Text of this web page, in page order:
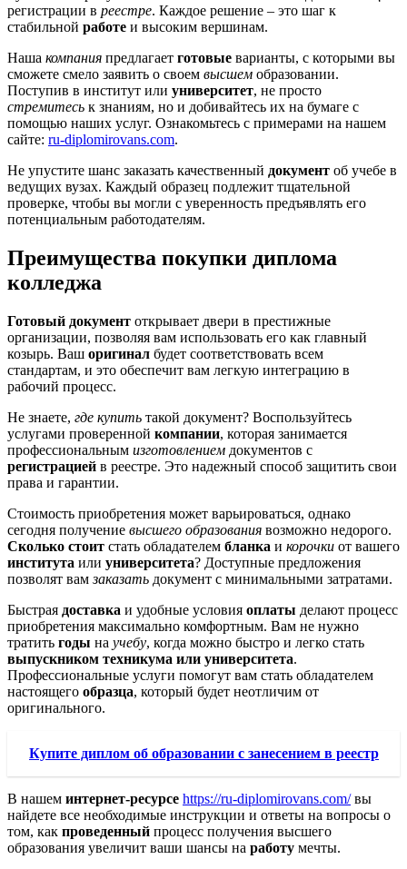
регистрации в реестре. Каждое решение – это шаг к
стабильной работе и высоким вершинам.
Наша компания предлагает готовые варианты, с которыми вы
сможете смело заявить о своем высшем образовании.
Поступив в институт или университет, не просто
стремитесь к знаниям, но и добивайтесь их на бумаге с
помощью наших услуг. Ознакомьтесь с примерами на нашем
сайте: ru-diplomirovans.com.
Не упустите шанс заказать качественный документ об учебе в
ведущих вузах. Каждый образец подлежит тщательной
проверке, чтобы вы могли с уверенность предъявлять его
потенциальным работодателям.
Преимущества покупки диплома
колледжа
Готовый документ открывает двери в престижные
организации, позволяя вам использовать его как главный
козырь. Ваш оригинал будет соответствовать всем
стандартам, и это обеспечит вам легкую интеграцию в
рабочий процесс.
Не знаете, где купить такой документ? Воспользуйтесь
услугами проверенной компании, которая занимается
профессиональным изготовлением документов с
регистрацией в реестре. Это надежный способ защитить свои
права и гарантии.
Стоимость приобретения может варьироваться, однако
сегодня получение высшего образования возможно недорого.
Сколько стоит стать обладателем бланка и корочки от вашего
института или университета? Доступные предложения
позволят вамзаказать документ с минимальными затратами.
Быстрая доставка и удобные условия оплаты делают процесс
приобретения максимально комфортным. Вам не нужно
тратить годы на учебу, когда можно быстро и легко стать
выпускником техникума или университета.
Профессиональные услуги помогут вам стать обладателем
настоящего образца, который будет неотличим от
оригинального.
Купите диплом об образовании с занесением в реестр
В нашем интернет-ресурсе https://ru-diplomirovans.com/вы
найдете все необходимые инструкции и ответы на вопросы о
том, как проведенный процесс получения высшего
образования увеличит ваши шансы на работу мечты.